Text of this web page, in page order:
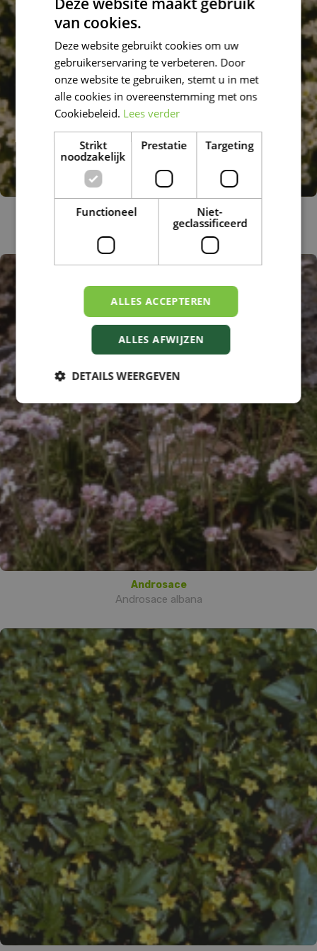
Androsace
Androsace carnea subsp. brigantiaca
Androsace
Androsace albana
van cookies.
Deze website gebruikt cookies om uw
gebruikerservaring te verbeteren. Door
onze website te gebruiken, stemt u in met
alle cookies in overeenstemming met ons
Cookiebeleid. Lees verder
Strikt
noodzakelijk
Prestatie Targeting
Functioneel
Niet-
geclassificeerd
ALLES ACCEPTEREN
ALLES AFWIJZEN
DETAILS WEERGEVEN